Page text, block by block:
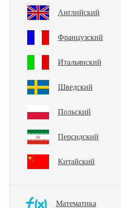
Английский
Французский
Итальянский
Шведский
Польский
Персидский
Китайский
Математика